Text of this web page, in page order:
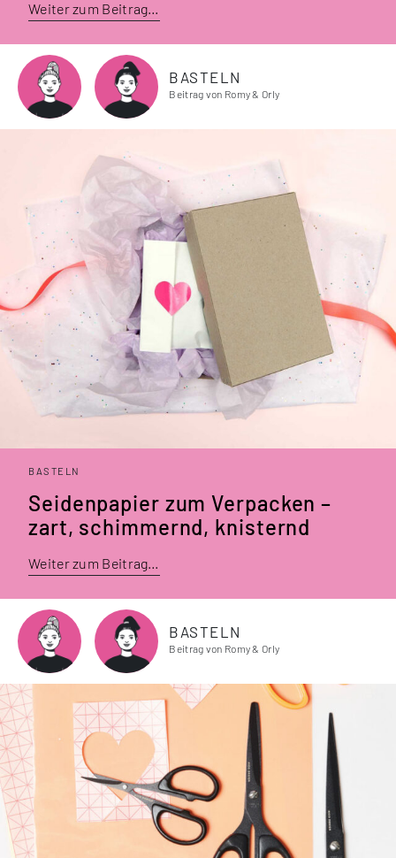
Weiter zum Beitrag…
BASTELN
Beitrag von Romy & Orly
BASTELN
Seidenpapier zum Verpacken –
zart, schimmernd, knisternd
Weiter zum Beitrag…
BASTELN
Beitrag von Romy & Orly